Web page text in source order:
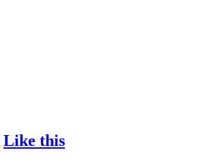
Like this